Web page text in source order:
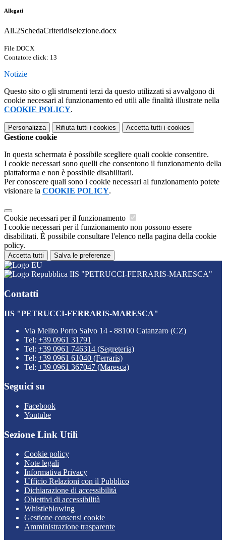
Allegati
All.2SchedaCriteridiselezione.docx
File DOCX
Contatore click: 13
Notizie
Questo sito o gli strumenti terzi da questo utilizzati si avvalgono di
cookie necessari al funzionamento ed utili alle finalità illustrate nella
COOKIE POLICY.
Personalizza Rifiuta tutti i cookies Accetta tutti i cookies
Gestione cookie
In questa schermata è possibile scegliere quali cookie consentire.
I cookie necessari sono quelli che consentono il funzionamento della
piattaforma e non è possibile disabilitarli.
Per conoscere quali sono i cookie necessari al funzionamento potete
visionare la COOKIE POLICY.
Cookie necessari per il funzionamento
I cookie necessari per il funzionamento non possono essere
disabilitati. È possibile consultare l'elenco nella pagina della cookie
policy.
Accetta tutti Salva le preferenze
IIS "PETRUCCI-FERRARIS-MARESCA"
Contatti
IIS "PETRUCCI-FERRARIS-MARESCA"
Via Melito Porto Salvo 14 - 88100 Catanzaro (CZ)
Tel: +39 0961 31791
Tel: +39 0961 746314 (Segreteria)
Tel: +39 0961 61040 (Ferraris)
Tel: +39 0961 367047 (Maresca)
Seguici su
Facebook
Youtube
Sezione Link Utili
Cookie policy
Note legali
Informativa Privacy
Ufficio Relazioni con il Pubblico
Dichiarazione di accessibilità
Obiettivi di accessibilità
Whistleblowing
Gestione consensi cookie
Amministrazione trasparente